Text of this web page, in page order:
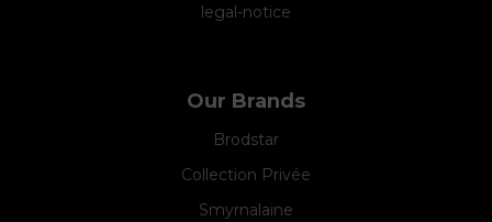
legal-notice
Our Brands
Brodstar
Collection Privée
Smyrnalaine